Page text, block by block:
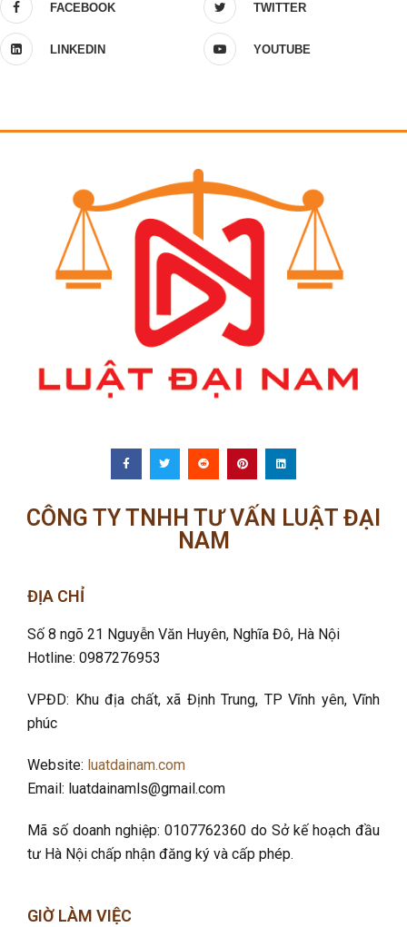
FACEBOOK TWITTER
LINKEDIN YOUTUBE
CÔNG TY TNHH TƯ VẤN LUẬT ĐẠI
NAM
ĐỊA CHỈ
Số 8 ngõ 21 Nguyễn Văn Huyên, Nghĩa Đô, Hà Nội
Hotline: 0987276953
VPĐD: Khu địa chất, xã Định Trung, TP Vĩnh yên, Vĩnh
phúc
Website: luatdainam.com
Email: luatdainamls@gmail.com
Mã số doanh nghiệp: 0107762360 do Sở kế hoạch đầu
tư Hà Nội chấp nhận đăng ký và cấp phép.
GIỜ LÀM VIỆC